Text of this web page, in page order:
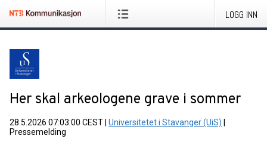
LOGG INN
Her skal arkeologene grave i sommer
28.5.2026 07:03:00 CEST Universitetet i Stavanger (UiS)
Pressemelding